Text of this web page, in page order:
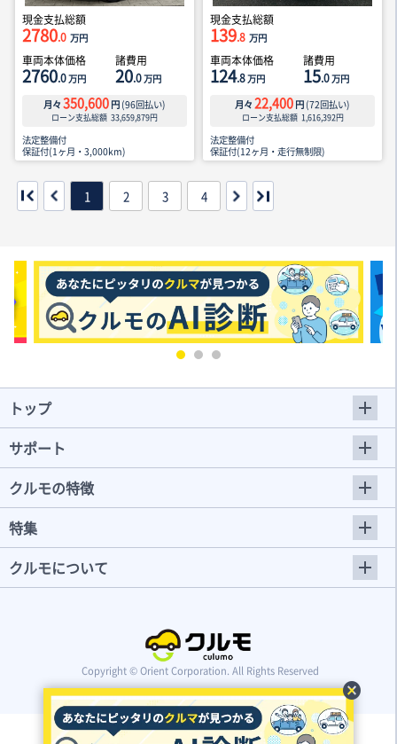
cancel
現金支払総額
2780.0 万円
車両本体価格
2760.0万円
諸費用
20.0万円
月々 350,600 円 (96回払い)
ローン支払総額 33,659,879円
法定整備付
保証付(1ヶ月・3,000km)
現金支払総額
139.8 万円
車両本体価格
124.8万円
諸費用
15.0万円
月々 22,400 円 (72回払い)
ローン支払総額 1,616,392円
法定整備付
保証付(12ヶ月・走行無制限)
1 2 3 4
トップ
サポート
クルモの特徴
特集
クルモについて
Copyright © Orient Corporation. All Rights Reserved